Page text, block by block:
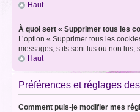
Haut
À quoi sert « Supprimer tous les
L’option « Supprimer tous les
messages, s’ils sont lus ou non
Haut
Préférences et réglages
Comment puis-je modifier mes